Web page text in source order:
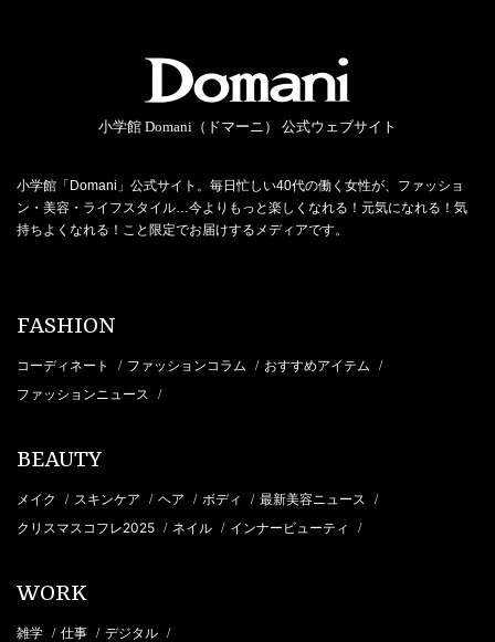
小学館 Domani（ドマーニ） 公式ウェブサイト
小学館「Domani」公式サイト。毎日忙しい40代の働く女性が、ファッショ
ン・美容・ライフスタイル…今よりもっと楽しくなれる！元気になれる！気
持ちよくなれる！こと限定でお届けするメディアです。
FASHION
コーディネート / ファッションコラム / おすすめアイテム /
ファッションニュース /
BEAUTY
メイク / スキンケア / ヘア / ボディ / 最新美容ニュース /
クリスマスコフレ2025 / ネイル / インナービューティ /
WORK
雑学 / 仕事 / デジタル /